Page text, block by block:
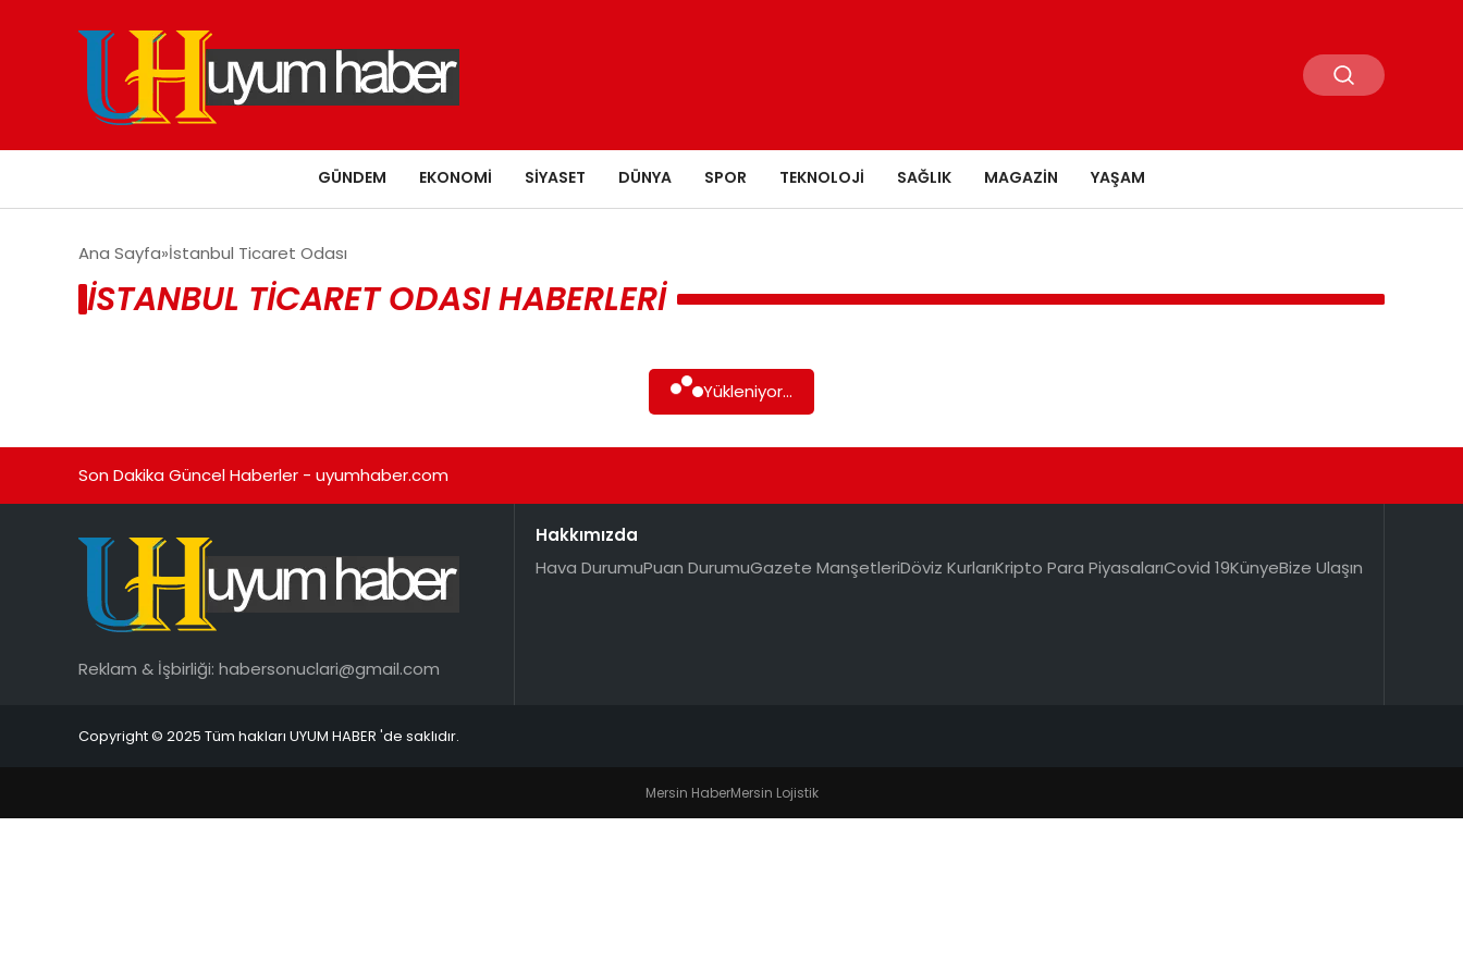
GÜNDEM EKONOMI SIYASET DÜNYA SPOR TEKNOLOJI SAĞLIK MAGAZIN YAŞAM
Ana Sayfa İstanbul Ticaret Odası
İSTANBUL TICARET ODASI HABERLERI
Yükleniyor...
Son Dakika Güncel Haberler - uyumhaber.com
Reklam & İşbirliği: habersonuclari@gmail.com
Hakkımızda
Hava DurumuPuan DurumuGazete ManşetleriDöviz KurlarıKripto Para PiyasalarıCovid 19KünyeBize Ulaşın
Copyright © 2025 Tüm hakları UYUM HABER 'de saklıdır.
Mersin HaberMersin Lojistik